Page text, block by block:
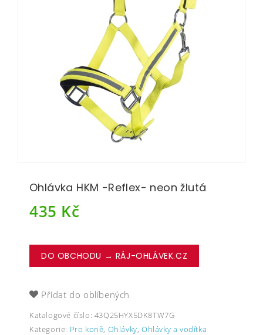
Ohlávka HKM -Reflex- neon žlutá
435 Kč
DO OBCHODU → RÁJ-OHLÁVEK.CZ
Přidat do oblíbených
Katalogové číslo: 43Q25HYX5DK8TW7G
Kategorie: Pro koně, Ohlávky,Ohlávky a vodítka